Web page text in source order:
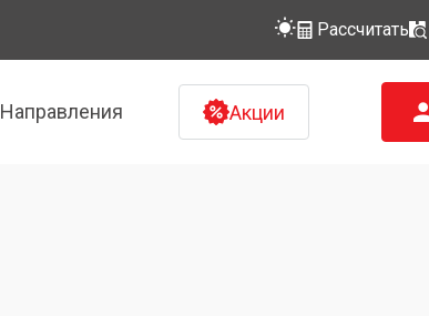
Рассчитать
Направления Акции